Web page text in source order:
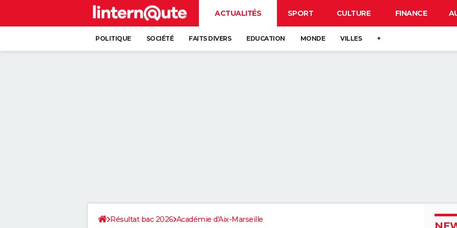
ACTUALITÉS SPORT CULTURE FINANCE
POLITIQUE SOCIÉTÉ FAITS DIVERS EDUCATION MONDE VILLES +
Résultat bac 2026 Académie d'Aix-Marseille